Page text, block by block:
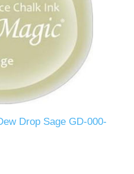
Drop Sage GD-000-